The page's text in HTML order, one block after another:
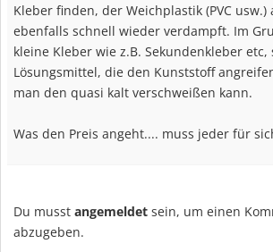
Kleber finden, der Weichplastik (PVC
ebenfalls schnell wieder verdampft. Im
kleine Kleber wie z.B. Sekundenkleber etc,
Lösungsmittel, die den Kunststoff
man den quasi kalt verschweißen kann.
Was den Preis angeht.... muss jeder für
Du musst angemeldet sein, um einen
abzugeben.